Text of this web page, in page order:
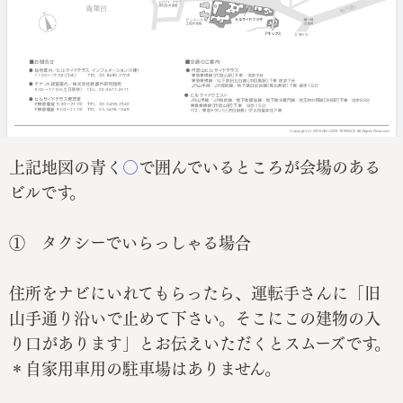
上記地図の青く 〇で囲んでいるところが会場のある
ビルです。
① タクシーでいらっしゃる場合
住所をナビにいれてもらったら、運転手さんに「旧
山手通り沿いで止めて下さい。そこにこの建物の入
り口があります」とお伝えいただくとスムーズです。
＊自家用車用の駐車場はありません。